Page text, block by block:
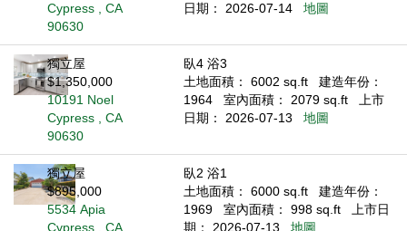
Cypress , CA
90630
日期： 2026-07-14
地圖
獨立屋
$1,350,000
10191 Noel
Cypress , CA
90630
臥4 浴3
土地面積： 6002 sq.ft
建造年份：
1964
室內面積： 2079 sq.ft
上市
日期： 2026-07-13
地圖
獨立屋
$895,000
5534 Apia
Cypress , CA
臥2 浴1
土地面積： 6000 sq.ft
建造年份：
1969
室內面積： 998 sq.ft
上市日
期： 2026-07-13
地圖